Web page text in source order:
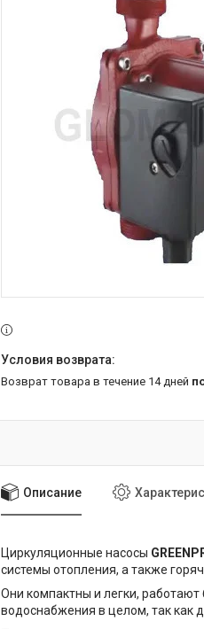
возврат товара в течение 14 дней
Описание
Циркуляционные насосы
системы отопления, а также
Они компактны и легки,
водоснабжения в целом, так как